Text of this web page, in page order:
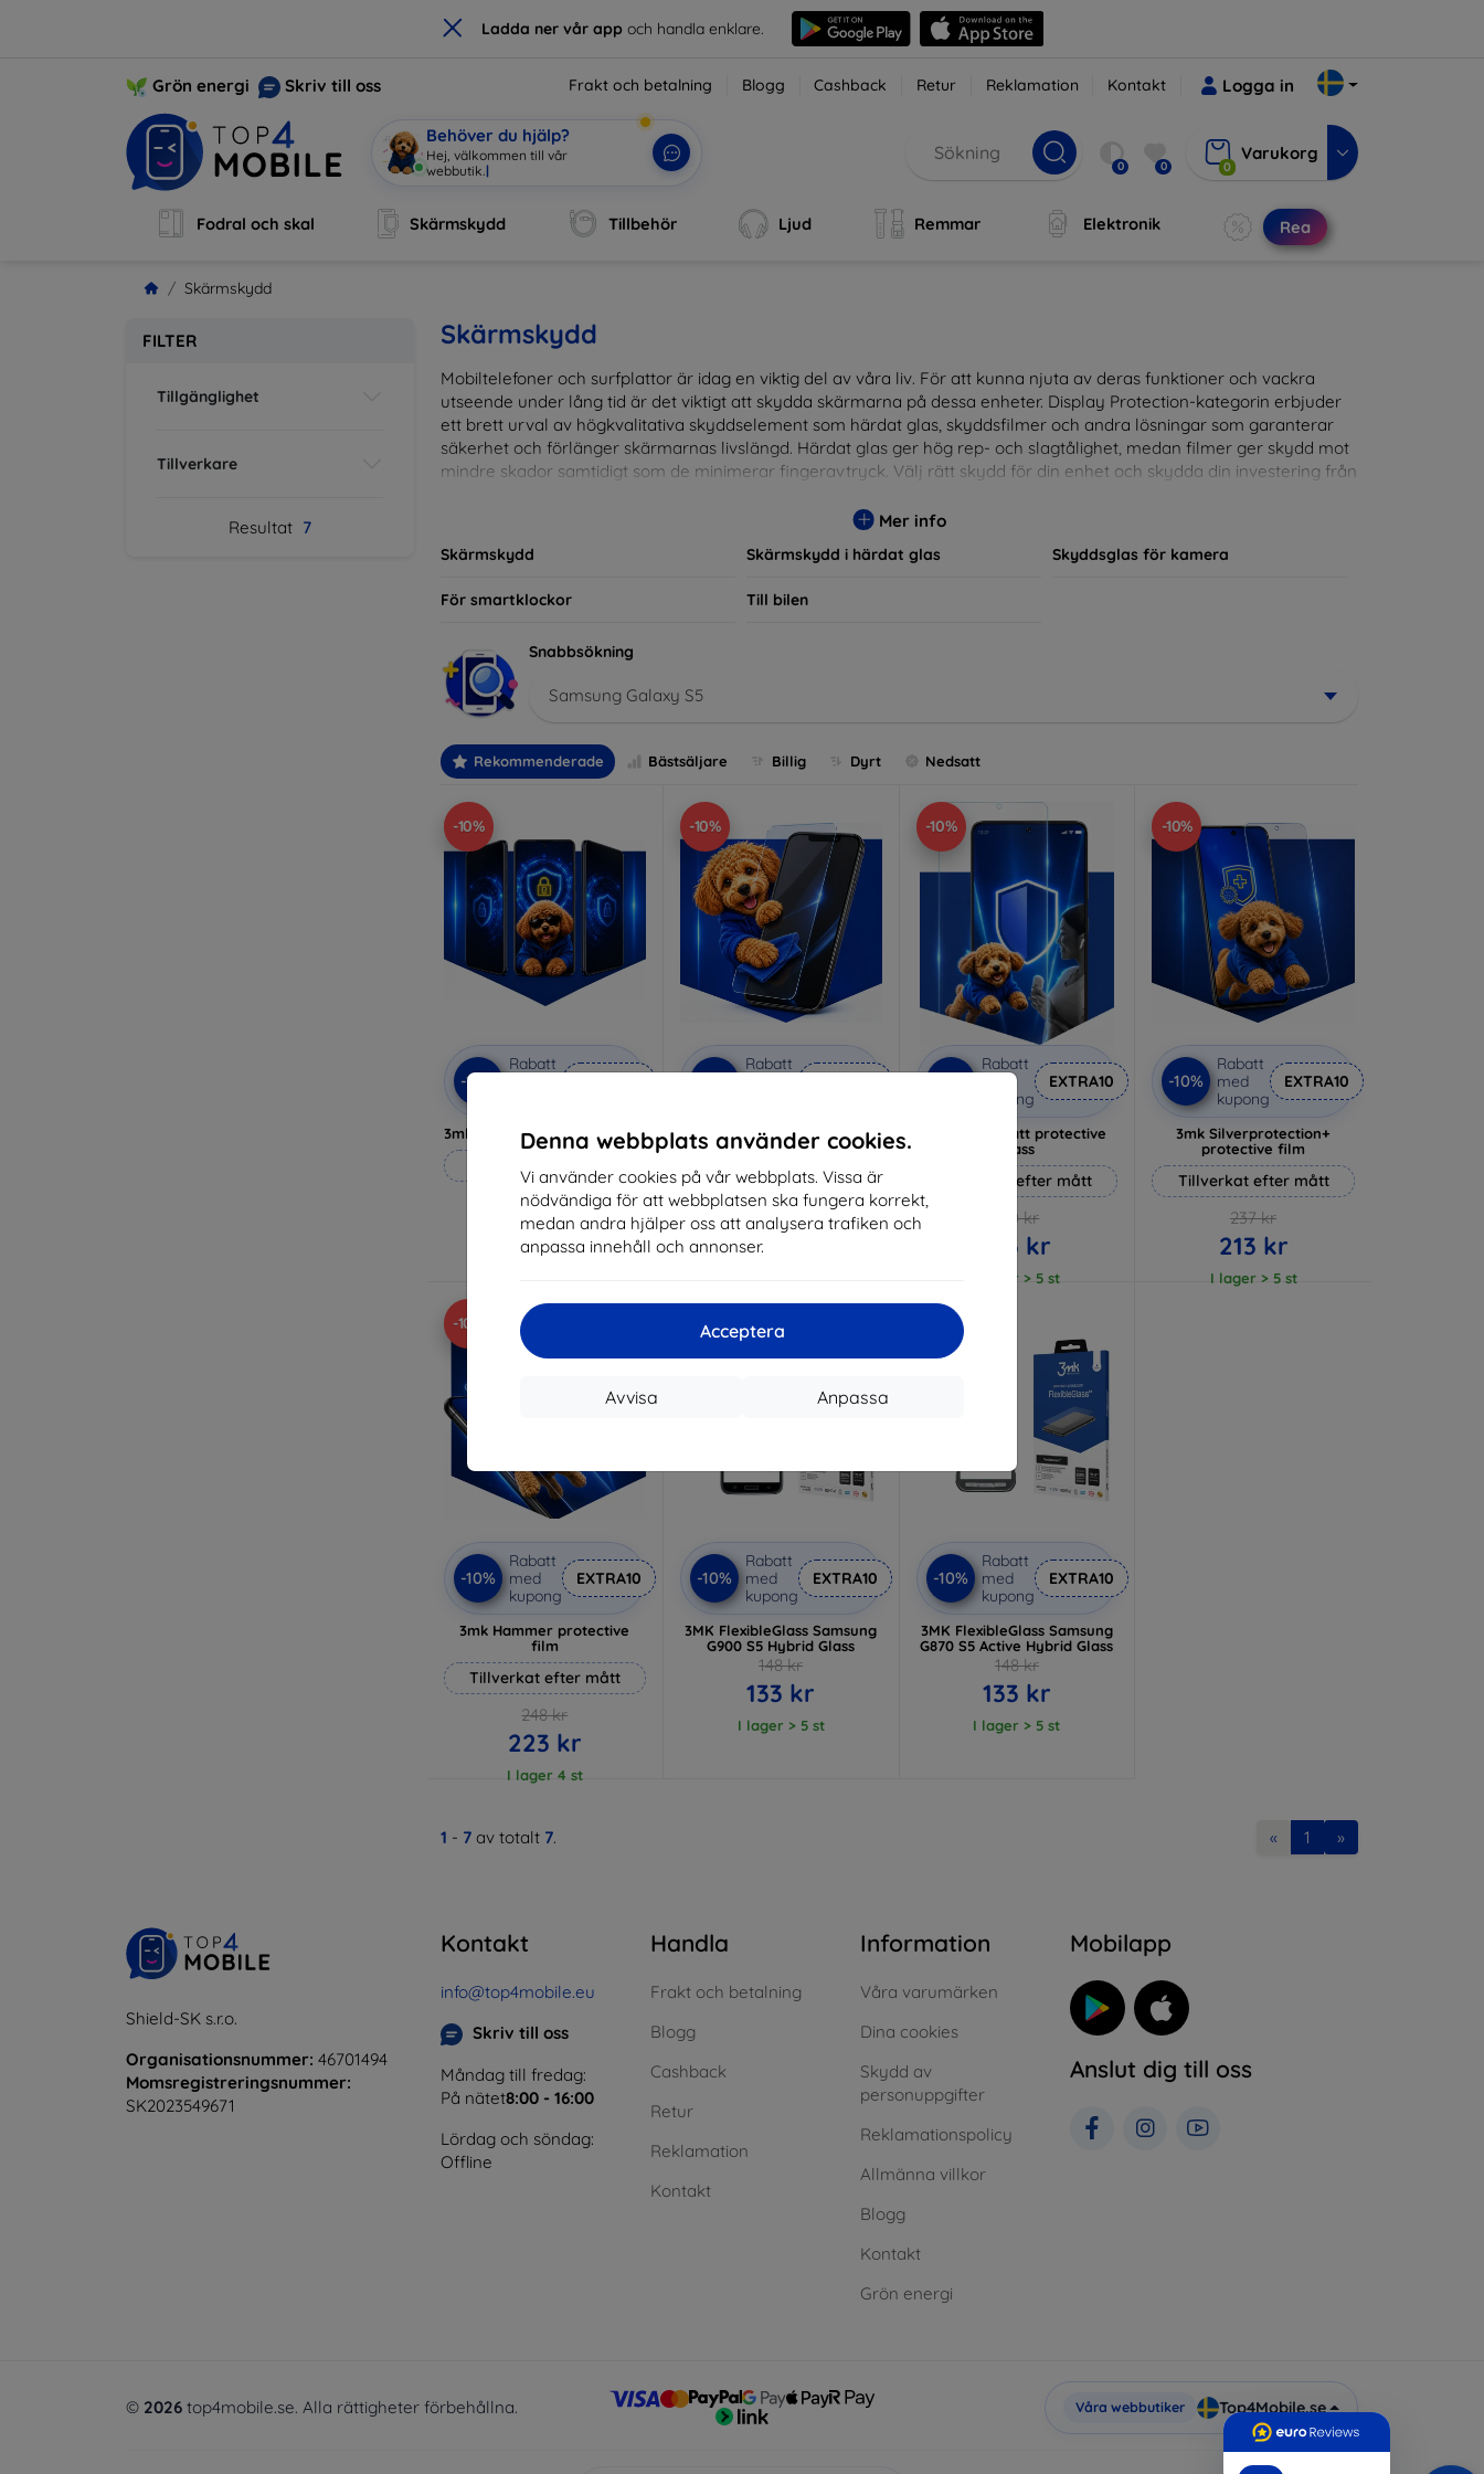
× Ladda ner vår app och handla enklare.
Denna webbplats använder cookies.
Vi använder cookies på vår webbplats. Vissa är
nödvändiga för att webbplatsen ska fungera korrekt,
medan andra hjälper oss att analysera trafiken och
anpassa innehåll och annonser.
Acceptera
Anpassa
Avvisa
Grön energi Skriv till oss Frakt och betalning Blogg Cashback Retur Reklamation Kontakt Logga in
Behöver du hjälp?
Hej, välkommen till vå| 0 0 0
Varukorg
Fodral och skal Skärmskydd Tillbehör Ljud Remmar Elektronik Rea
Skärmskydd
FILTER
Tillgänglighet
Tillverkare
Resultat 7
Skärmskydd
Mobiltelefoner och surfplattor är idag en viktig del av våra liv. För att kunna njuta av deras funktioner och vackra
utseende under lång tid är det viktigt att skydda skärmarna på dessa enheter. Display Protection-kategorin erbjuder
ett brett urval av högkvalitativa skyddselement som härdat glas, skyddsfilmer och andra lösningar som garanterar
säkerhet och förlänger skärmarnas livslängd. Härdat glas ger hög rep- och slagtålighet, medan filmer ger skydd mot
mindre skador samtidigt som de minimerar fingeravtryck. Välj rätt skydd för din enhet och skydda din investering från
modeller, vilket säkerställer att varje kund hittar det perfekta skyddet för sin enhet.
Mer info
Skärmskydd Skärmskydd i härdat glas Skyddsglas för kamera
För smartklockor Till bilen
Snabbsökning
Samsung Galaxy S5
Rekommenderade Bästsäljare Billig Dyrt Nedsatt
-10%
-10%
Rabatt
3mk Privacy protective glass
259 kr
233 kr
I lager 3 st
-10%
Rabatt
3mk Anti-Shock protective
glass
Tillverkat efter mått
214 kr
193 kr
-10%
Rabatt
kupong
EXTRA10
3mk Pure Matt protective
glass
Tillverkat efter mått
170 kr
153 kr
I lager > 5 st
-10%
-10%
Rabatt
med
kupong
EXTRA10
3mk Silverprotection+
protective film
Tillverkat efter mått
237 kr
213 kr
I lager > 5 st
-10%
-10%
Rabatt
med
kupong
EXTRA10
3mk Hammer protective
film
Tillverkat efter mått
248 kr
223 kr
I lager 4 st
-10%
-10%
Rabatt
med
kupong
EXTRA10
3MK FlexibleGlass Samsung
G900 S5 Hybrid Glass
148 kr
133 kr
I lager > 5 st
-10%
Rabatt
med
kupong
EXTRA10
3MK FlexibleGlass Samsung
G870 S5 Active Hybrid Glass
148 kr
133 kr
I lager > 5 st
1 - 7 av totalt 7. « 1 »
Shield-SK s.r.o.
Organisationsnummer: 46701494
Momsregistreringsnummer:
SK2023549671
Kontakt
info@top4mobile.eu
Skriv till oss
Måndag till fredag:
På nätet8:00 - 16:00
Lördag och söndag:
Offline
Handla
Frakt och betalning
Blogg
Cashback
Retur
Reklamation
Kontakt
Information
Våra varumärken
Dina cookies
Skydd av
personuppgifter
Reklamationspolicy
Allmänna villkor
Blogg
Kontakt
Grön energi
Mobilapp
Anslut dig till oss
© 2026 top4mobile.se. Alla rättigheter förbehållna. Våra webbutiker Top4Mobile.se